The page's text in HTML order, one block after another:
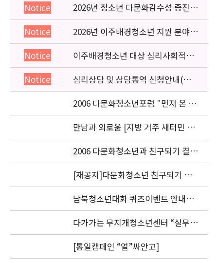
Notice
2026년 청소년 다문화감수성 증진
프로그램 「다가감」신청기관 안내
Notice
2026년 이주배경청소년 지원 분야
종사자 역량강화 교육 일정 안내
Notice
이주배경청소년 대상 심리사회적응
검사 연수동영상 개편 안내
Notice
심리상담 및 상담통역 신청안내(의뢰
서첨부)
2006 다문화청소년포럼 "먼저 온 미
래" 개최 안내
만남과 외로움 [지방 거주 새터민 청
소년의 적응과 과제] 세미나.
2006 다문화청소년과 친구되기 결과
발표 안내
[재공지]다문화청소년 친구되기 공
모전 결과발표 연기 안내
남북청소년대화 퀴즈이벤트 안내입
니다.
다가가는 무지개청소년센터 “실무자
워크숍” 안내 및 신청
[통일캠페인 “얼”싸안고]